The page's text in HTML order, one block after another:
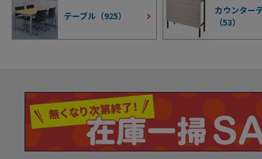
テーブル（925）
カウンター
（53）